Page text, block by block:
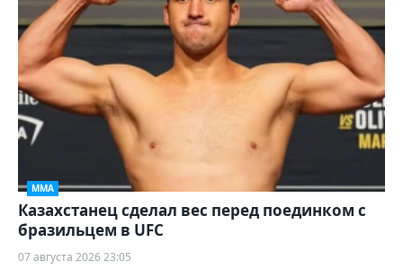
ММА
Казахстанец сделал вес перед поединком с
бразильцем в UFC
07 августа 2026 23:05